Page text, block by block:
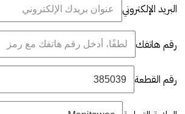
البريد الإلكتروني
رقم هاتفك
رقم القطعة